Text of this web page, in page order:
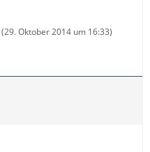
(29. Oktober 2014 um 16:33)